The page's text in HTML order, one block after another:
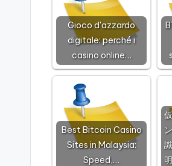
Gioco d'azzardo
digitale: perché i
casino online…
Best Bitcoin Casino
Sites in Malaysia:
Speed,…